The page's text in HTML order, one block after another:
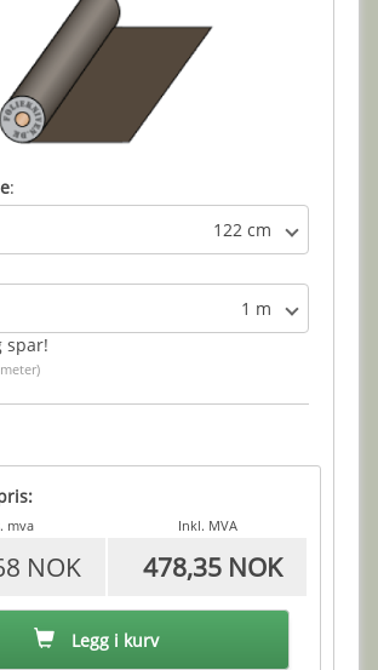
:
122 cm
1 m
spar!
mva Inkl. MVA
NOK 478,35 NOK
Legg i kurv